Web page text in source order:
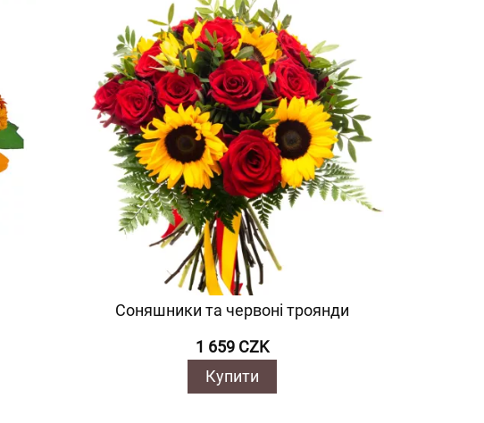
Соняшники та червоні троянди
1 659 CZK
Купити